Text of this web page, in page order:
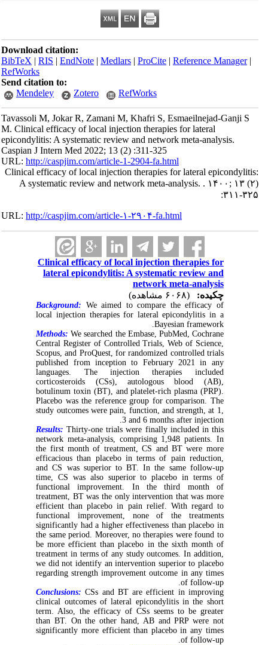
Download citation:
BibTeX|RIS|EndNote|Medlars|ProCite|Reference Manager
RefWorks
Send citation to:
Mendeley
Zotero RefWorks
Tavassoli M, Jokar R, Zamani M, Khafri S, Esmaeilnejad-Ganji S
M. Clinical efficacy of local injection therapies for lateral
epicondylitis: A systematic review and network meta-analysis.
Caspian J Intern Med 2022; 13 (2) :311-325
URL:http://caspjim.com/article-1-2904-fa.html
Clinical efficacy of local injection therapies for lateral epicondylitis:
A systematic review and network meta-analysis. . ۱۴۰۰; ۱۳ (۲)
:۳۱۱-۳۲۵
URL:http://caspjim.com/article-۱-۲۹۰۴-fa.html
Clinical efficacy of local injection therapies for
lateral epicondylitis: A systematic review and
network meta-analysis
چکیده:
Background:We aimed to compare the efficacy of
local injection therapies for lateral epicondylitis in a
Bayesian framework.
Methods:We searched the Embase, PubMed, Cochrane
Central Register of Controlled Trials, Web of Science,
Scopus, and ProQuest, for randomized controlled trials
published from inception to February 2021 in any
languages. The injection therapies included
corticosteroids (CSs), autologous blood (AB),
botulinum toxin (BT), and platelet-rich plasma (PRP).
Placebo was the reference group for comparison. The
study outcomes were pain, function, and strength, at 1,
3 and 6 months after injection.
Results:Thirty-one trials were finally included in this
network meta-analysis, comprising 1,948 patients. In
the first month of treatment, CS and BT were more
efficacious than placebo in terms of pain reduction,
and CS was superior to BT. In the same follow-up
time, CS was also superior to placebo in terms of
functional improvement. In the third month of
treatment, BT was the only intervention that was more
efficient than placebo in pain relief. With regard to
functional improvement, none of the treatments
significantly had a higher effectiveness than placebo in
the same period. Moreover, no therapies were found to
be more efficient than placebo in the sixth month of
treatment in terms of any study outcomes. In addition,
we did not identify an intervention superior to placebo
regarding strength improvement outcome in any times
of follow-up.
Conclusions:CSs and BT are efficient in improving
clinical outcomes of lateral epicondylitis in the short
term. Also, the efficacy of CSs seems to be greater
than BT. On the other hand, AB and PRP were not
significantly more efficient than placebo in any times
of follow-up.